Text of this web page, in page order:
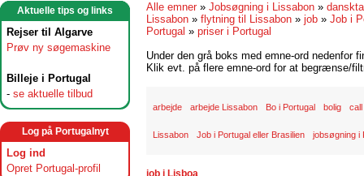
Aktuelle tips og links
Rejser til Algarve
Prøv ny søgemaskine
Billeje i Portugal
- se aktuelle tilbud
Log på Portugalnyt
Log ind
Opret Portugal-profil
Alle emner » Jobsøgning i Lissabon »
Lissabon » flytning til Lissabon » job » Job i
Portugal » priser i Portugal
Under den grå boks med emne-ord nedenfor
Klik evt. på flere emne-ord for at begrænse/
arbejde arbejde Lissabon Bo i Portugal bolig
Lissabon Job i Portugal eller Brasilien jobsøgning i
job i Lisboa